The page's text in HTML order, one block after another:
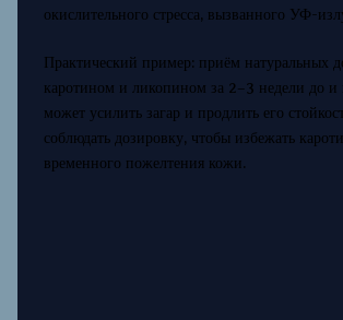
окислительного стресса, вызванного УФ-
Практический пример: приём натуральных
каротином и ликопином за 2–3 недели до и
может усилить загар и продлить его
соблюдать дозировку, чтобы избежать
временного пожелтения кожи.